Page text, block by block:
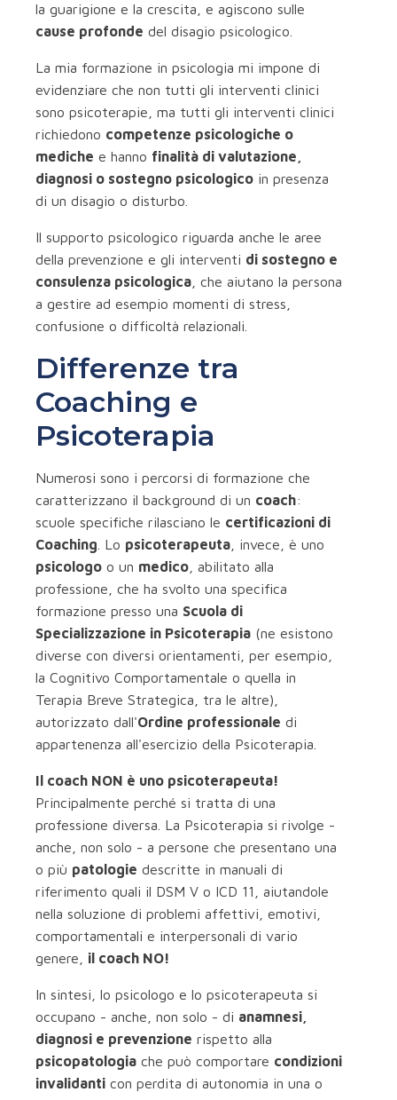
la guarigione e la crescita, e agiscono sulle
cause profonde del disagio psicologico.
La mia formazione in psicologia mi impone di
evidenziare che non tutti gli interventi clinici
sono psicoterapie, ma tutti gli interventi clinici
richiedono competenze psicologiche o
mediche e hanno finalità di valutazione,
diagnosi o sostegno psicologico in presenza
di un disagio o disturbo.
Il supporto psicologico riguarda anche le aree
della prevenzione e gli interventi di sostegno e
consulenza psicologica , che aiutano la persona
a gestire ad esempio momenti di stress,
confusione o difficoltà relazionali.
Differenze tra
Coaching e
Psicoterapia
Numerosi sono i percorsi di formazione che
caratterizzano il background di un coach:
scuole specifiche rilasciano le certificazioni di
Coaching . Lo psicoterapeuta , invece, è uno
psicologo o un medico , abilitato alla
professione, che ha svolto una specifica
formazione presso una Scuola di
Specializzazione in Psicoterapia (ne esistono
diverse con diversi orientamenti, per esempio,
la Cognitivo Comportamentale o quella in
Terapia Breve Strategica, tra le altre),
autorizzato dall'Ordine professionale di
appartenenza all'esercizio della Psicoterapia.
Il coach NON è uno psicoterapeuta!
Principalmente perché si tratta di una
professione diversa. La Psicoterapia si rivolge -
anche, non solo - a persone che presentano una
o più patologie descritte in manuali di
riferimento quali il DSM V o ICD 11, aiutandole
nella soluzione di problemi affettivi, emotivi,
comportamentali e interpersonali di vario
genere, il coach NO!
In sintesi, lo psicologo e lo psicoterapeuta si
occupano - anche, non solo - di anamnesi,
diagnosi e prevenzione rispetto alla
psicopatologia che può comportare condizioni
invalidanti con perdita di autonomia in una o